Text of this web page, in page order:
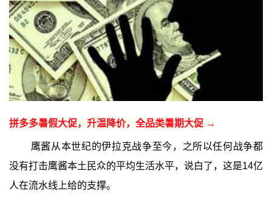
拼多多暑假大促，升温降价，全品类暑期大促 →
鹰酱从本世纪的伊拉克战争至今，之所以任何战争都
没有打击鹰酱本土民众的平均生活水平，说白了，这是14亿
人在流水线上给的支撑。